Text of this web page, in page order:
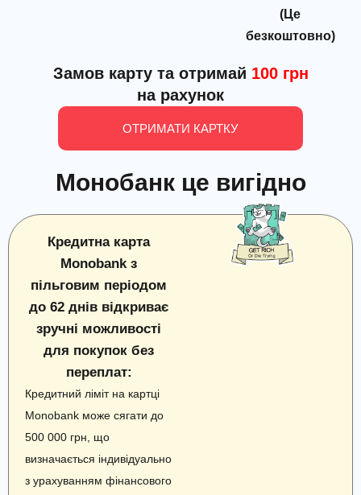
(Це
безкоштовно)
Замов карту та отримай 100 грн
на рахунок
ОТРИМАТИ КАРТКУ
Монобанк це вигідно
Кредитна карта
Monobank з
пільговим періодом
до 62 днів відкриває
зручні можливості
для покупок без
переплат:
Кредитний ліміт на картці
Monobank може сягати до
500 000 грн, що
визначається індивідуально
з урахуванням фінансового